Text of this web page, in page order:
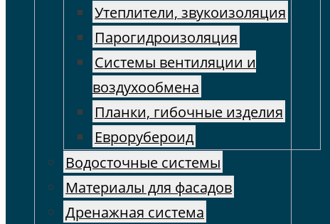
Утеплители, звукоизоляция
Парогидроизоляция
Системы вентиляции и
воздухообмена
Планки, гибочные изделия
Еврорубероид
Водосточные системы
Материалы для фасадов
Дренажная система